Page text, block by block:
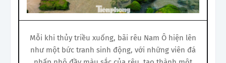
Mỗi khi thủy triều xuống, bãi rêu Nam Ô hiện lên
như một bức tranh sinh động, với những viên đá